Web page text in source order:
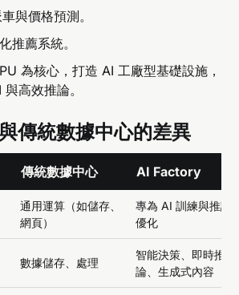
與價格預測。
推薦系統。
為核心，打造 AI 工廠型基礎設施，
高效推論。
傳統數據中心的差異
傳統數據中心 AI Factory
通用運算（如儲存、
網頁）
專為 AI 訓練與推論
優化
數據儲存、處理
智能決策、即時推
論、生成式內容